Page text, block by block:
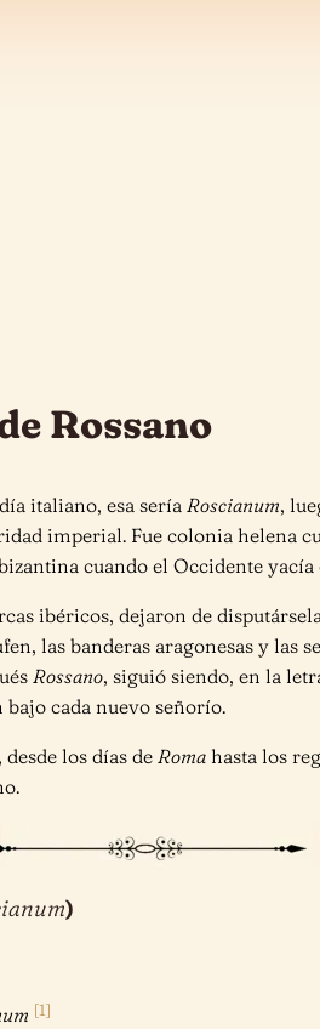
Rossano
italiano, esa sería Roscianum,
imperial. Fue colonia helena
cuando el Occidente yacía
ibéricos, dejaron de
las banderas aragonesas y las
Rossano, siguió siendo, en la
cada nuevo señorío.
los días deRoma hasta los
)
[1]